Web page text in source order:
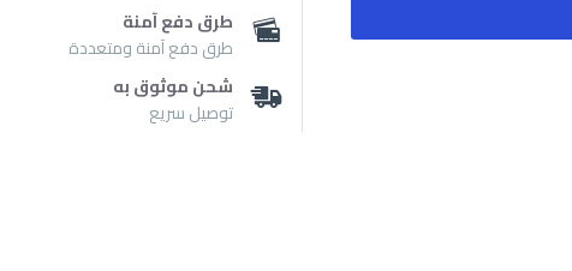
طرق دفع آمنة
طرق دفع آمنة ومتعددة
شحن موثوق به
توصيل سريع